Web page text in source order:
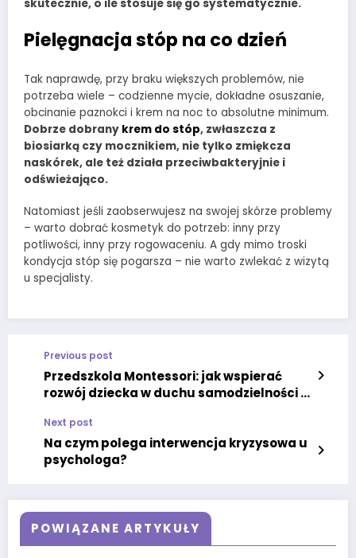
skutecznie, o ile stosuje się go systematycznie.
Pielęgnacja stóp na co dzień
Tak naprawdę, przy braku większych problemów, nie
potrzeba wiele – codzienne mycie, dokładne osuszanie,
obcinanie paznokci i krem na noc to absolutne minimum.
Dobrze dobrany krem do stóp, zwłaszcza z
biosiarką czy mocznikiem, nie tylko zmiękcza
naskórek, ale też działa przeciwbakteryjnie i
odświeżająco.
Natomiast jeśli zaobserwujesz na swojej skórze problemy
– warto dobrać kosmetyk do potrzeb: inny przy
potliwości, inny przy rogowaceniu. A gdy mimo troski
kondycja stóp się pogarsza – nie warto zwlekać z wizytą
u specjalisty.
Previous post
Przedszkola Montessori: jak wspierać
rozwój dziecka w duchu samodzielności i
Next post
Na czym polega interwencja kryzysowa u
psychologa?
POWIĄZANE ARTYKUŁY